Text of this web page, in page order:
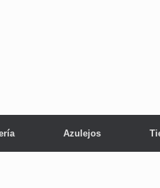
Azulejos